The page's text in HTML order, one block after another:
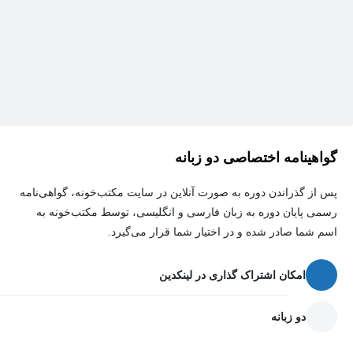
YAML).
گواهینامه اختصاصی دو زبانه
پس از گذراندن دوره به صورت آنلاین در سایت مکتب‌خونه، گواهی‌نامه
رسمی پایان دوره به زبان فارسی و انگلیسی، توسط مکتب‌خونه به
اسم شما صادر شده و در اختیار شما قرار می‌گیرد.
امکان اشتراک گذاری در لینکدین
دو زبانه